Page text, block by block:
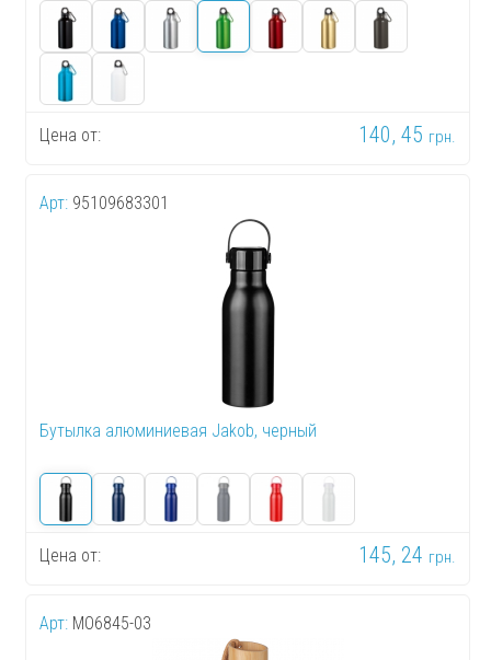
Цена от: 140, 45 грн.
Арт: 95109683301
Бутылка алюминиевая Jakob, черный
Цена от: 145, 24 грн.
Арт: MO6845-03